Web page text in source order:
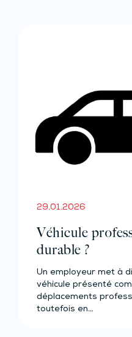
29.01.2026
Véhicule
durable ?
Un employeur met à
véhicule présenté
déplacements
toutefois en…